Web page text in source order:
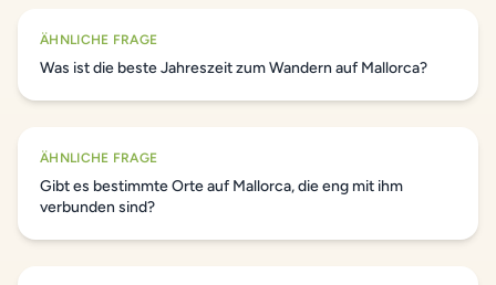
ÄHNLICHE FRAGE
Was ist die beste Jahreszeit zum Wandern auf Mallorca?
ÄHNLICHE FRAGE
Gibt es bestimmte Orte auf Mallorca, die eng mit ihm
verbunden sind?